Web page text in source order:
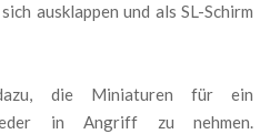
ausklappen und als SL-Schirm
die Miniaturen für ein
in Angriff zu nehmen.